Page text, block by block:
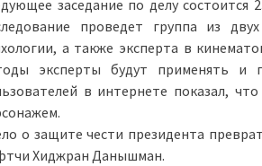
заседание по делу состоится
проведет группа из
а также эксперта в
эксперты будут применять и
в интернете показал,
о защите чести президента
Хиджран Данышман.